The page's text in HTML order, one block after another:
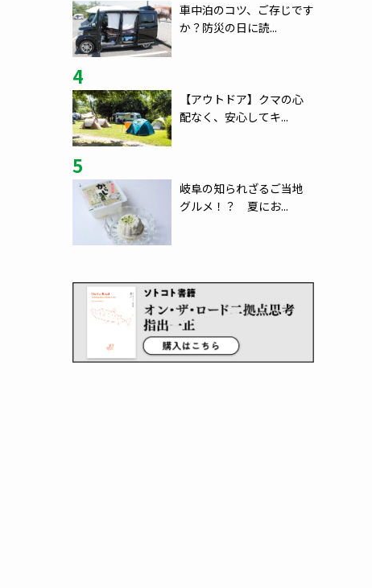
車中泊のコツ、ご存じです
か？防災の日に読...
4
【アウトドア】クマの心
配なく、安心してキ...
5
岐阜の知られざるご当地
グルメ！？ 夏にお...